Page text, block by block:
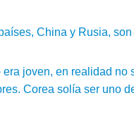
China y Rusia, son
era joven, en realidad no
Corea solía ser uno